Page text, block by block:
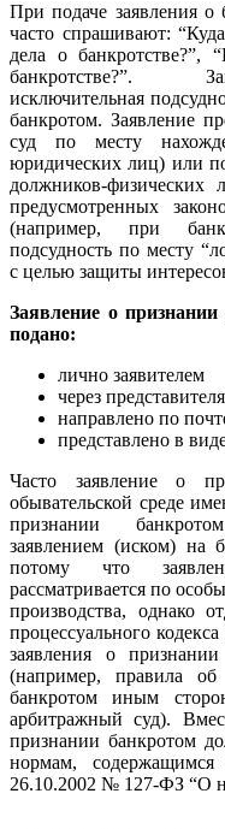
При подаче заявления о
часто спрашивают:
дела о банкротстве?”,
банкротстве?”.
исключительная
банкротом. Заявление
суд по месту
юридических лиц) или
должников-
предусмотренных
(например, при
подсудность по месту
с целью защиты
Заявление о
подано:
лично заявителем
через
направлено по
представлено в
Часто заявление о
обывательской среде
признании
заявлением (иском) на
потому что
рассматривается по
производства, однако
процессуального
заявления о
(например, правила об
банкротом иным
арбитражный суд).
признании банкротом
нормам,
26.10.2002 № 127-ФЗ “О